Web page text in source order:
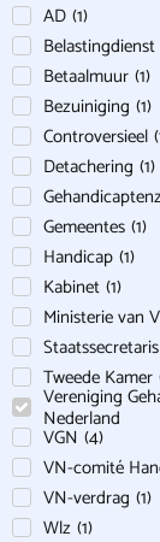
AD (1)
Belastingdienst
Betaalmuur (1)
Bezuiniging (1)
Controversieel (
Detachering (1)
Gemeentes (1)
Handicap (1)
Kabinet (1)
Ministerie van
Tweede Kamer
Vereniging
Nederland
VGN (4)
VN-comité
VN-verdrag (1)
Wlz (1)